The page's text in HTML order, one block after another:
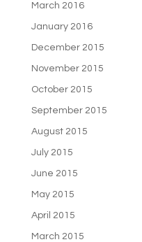
March 2016
January 2016
December 2015
November 2015
October 2015
September 2015
August 2015
July 2015
June 2015
May 2015
April 2015
March 2015